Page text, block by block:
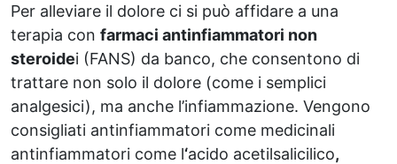
Per alleviare il dolore ci si può affidare a una
terapia con farmaci antinfiammatori non
steroidei (FANS) da banco, che consentono di
trattare non solo il dolore (come i semplici
analgesici), ma anche l’infiammazione. Vengono
consigliati antinfiammatori come medicinali
antinfiammatori come l‘acido acetilsalicilico,